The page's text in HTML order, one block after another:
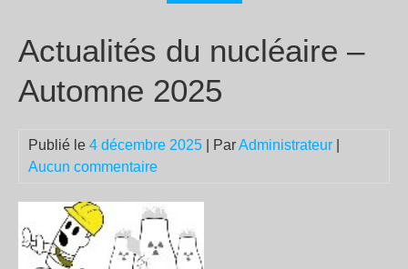
Actualités du nucléaire –
Automne 2025
Publié le 4 décembre 2025 | ParAdministrateur
Aucun commentaire